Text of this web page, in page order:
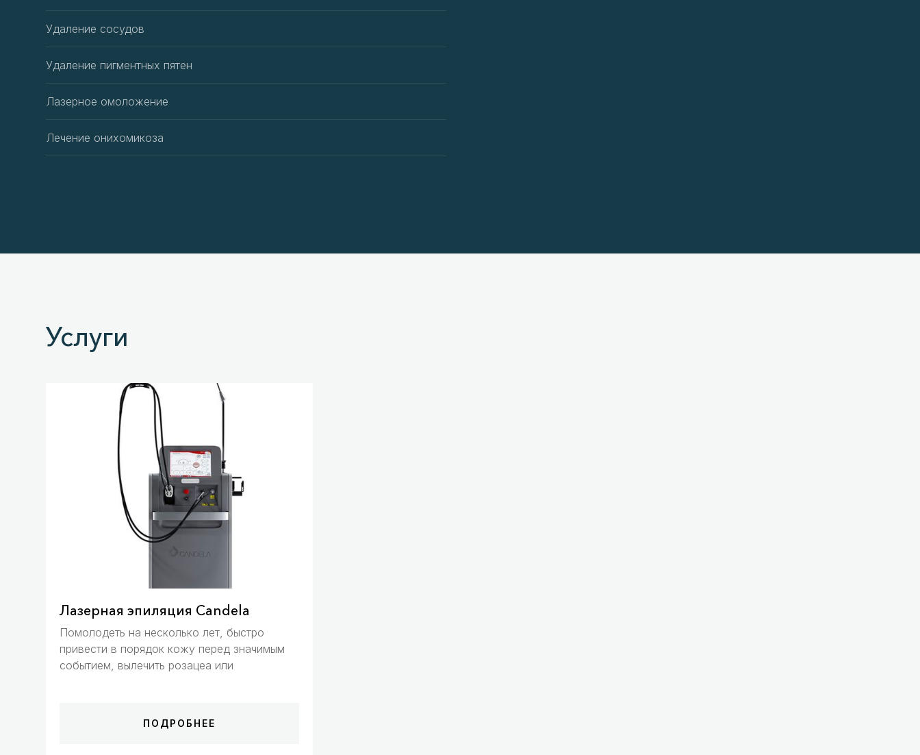
Удаление сосудов
Удаление пигментных пятен
Лазерное омоложение
Лечение онихомикоза
Услуги
Лазерная эпиляция Candela
Помолодеть на несколько лет, быстро
привести в порядок кожу перед значимым
событием, вылечить розацеа или
ПОДРОБНЕЕ